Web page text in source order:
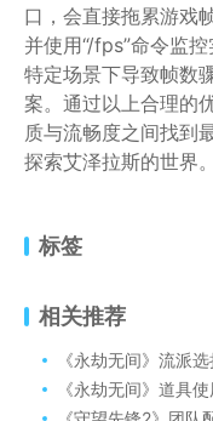
口，会直接拖累游戏
并使用“/fps”命令监
特定场景下导致帧数
案。通过以上合理的
质与流畅度之间找到
探索艾泽拉斯的世界。
标签
相关推荐
《永劫无间》流派
《永劫无间》道具